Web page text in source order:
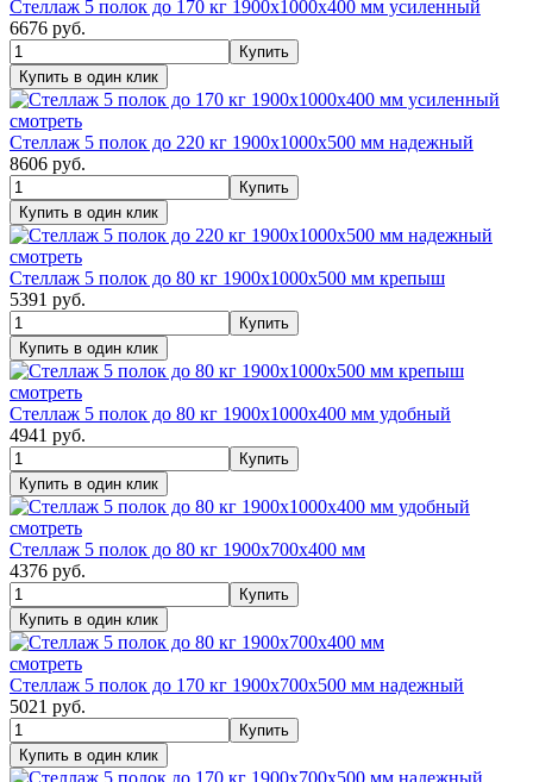
Стеллаж 5 полок до 170 кг 1900х1000х400 мм усиленный
6676 руб.
смотреть
Стеллаж 5 полок до 220 кг 1900х1000х500 мм надежный
8606 руб.
смотреть
Стеллаж 5 полок до 80 кг 1900х1000х500 мм крепыш
5391 руб.
смотреть
Стеллаж 5 полок до 80 кг 1900х1000х400 мм удобный
4941 руб.
смотреть
Стеллаж 5 полок до 80 кг 1900х700х400 мм
4376 руб.
смотреть
Стеллаж 5 полок до 170 кг 1900х700х500 мм надежный
5021 руб.